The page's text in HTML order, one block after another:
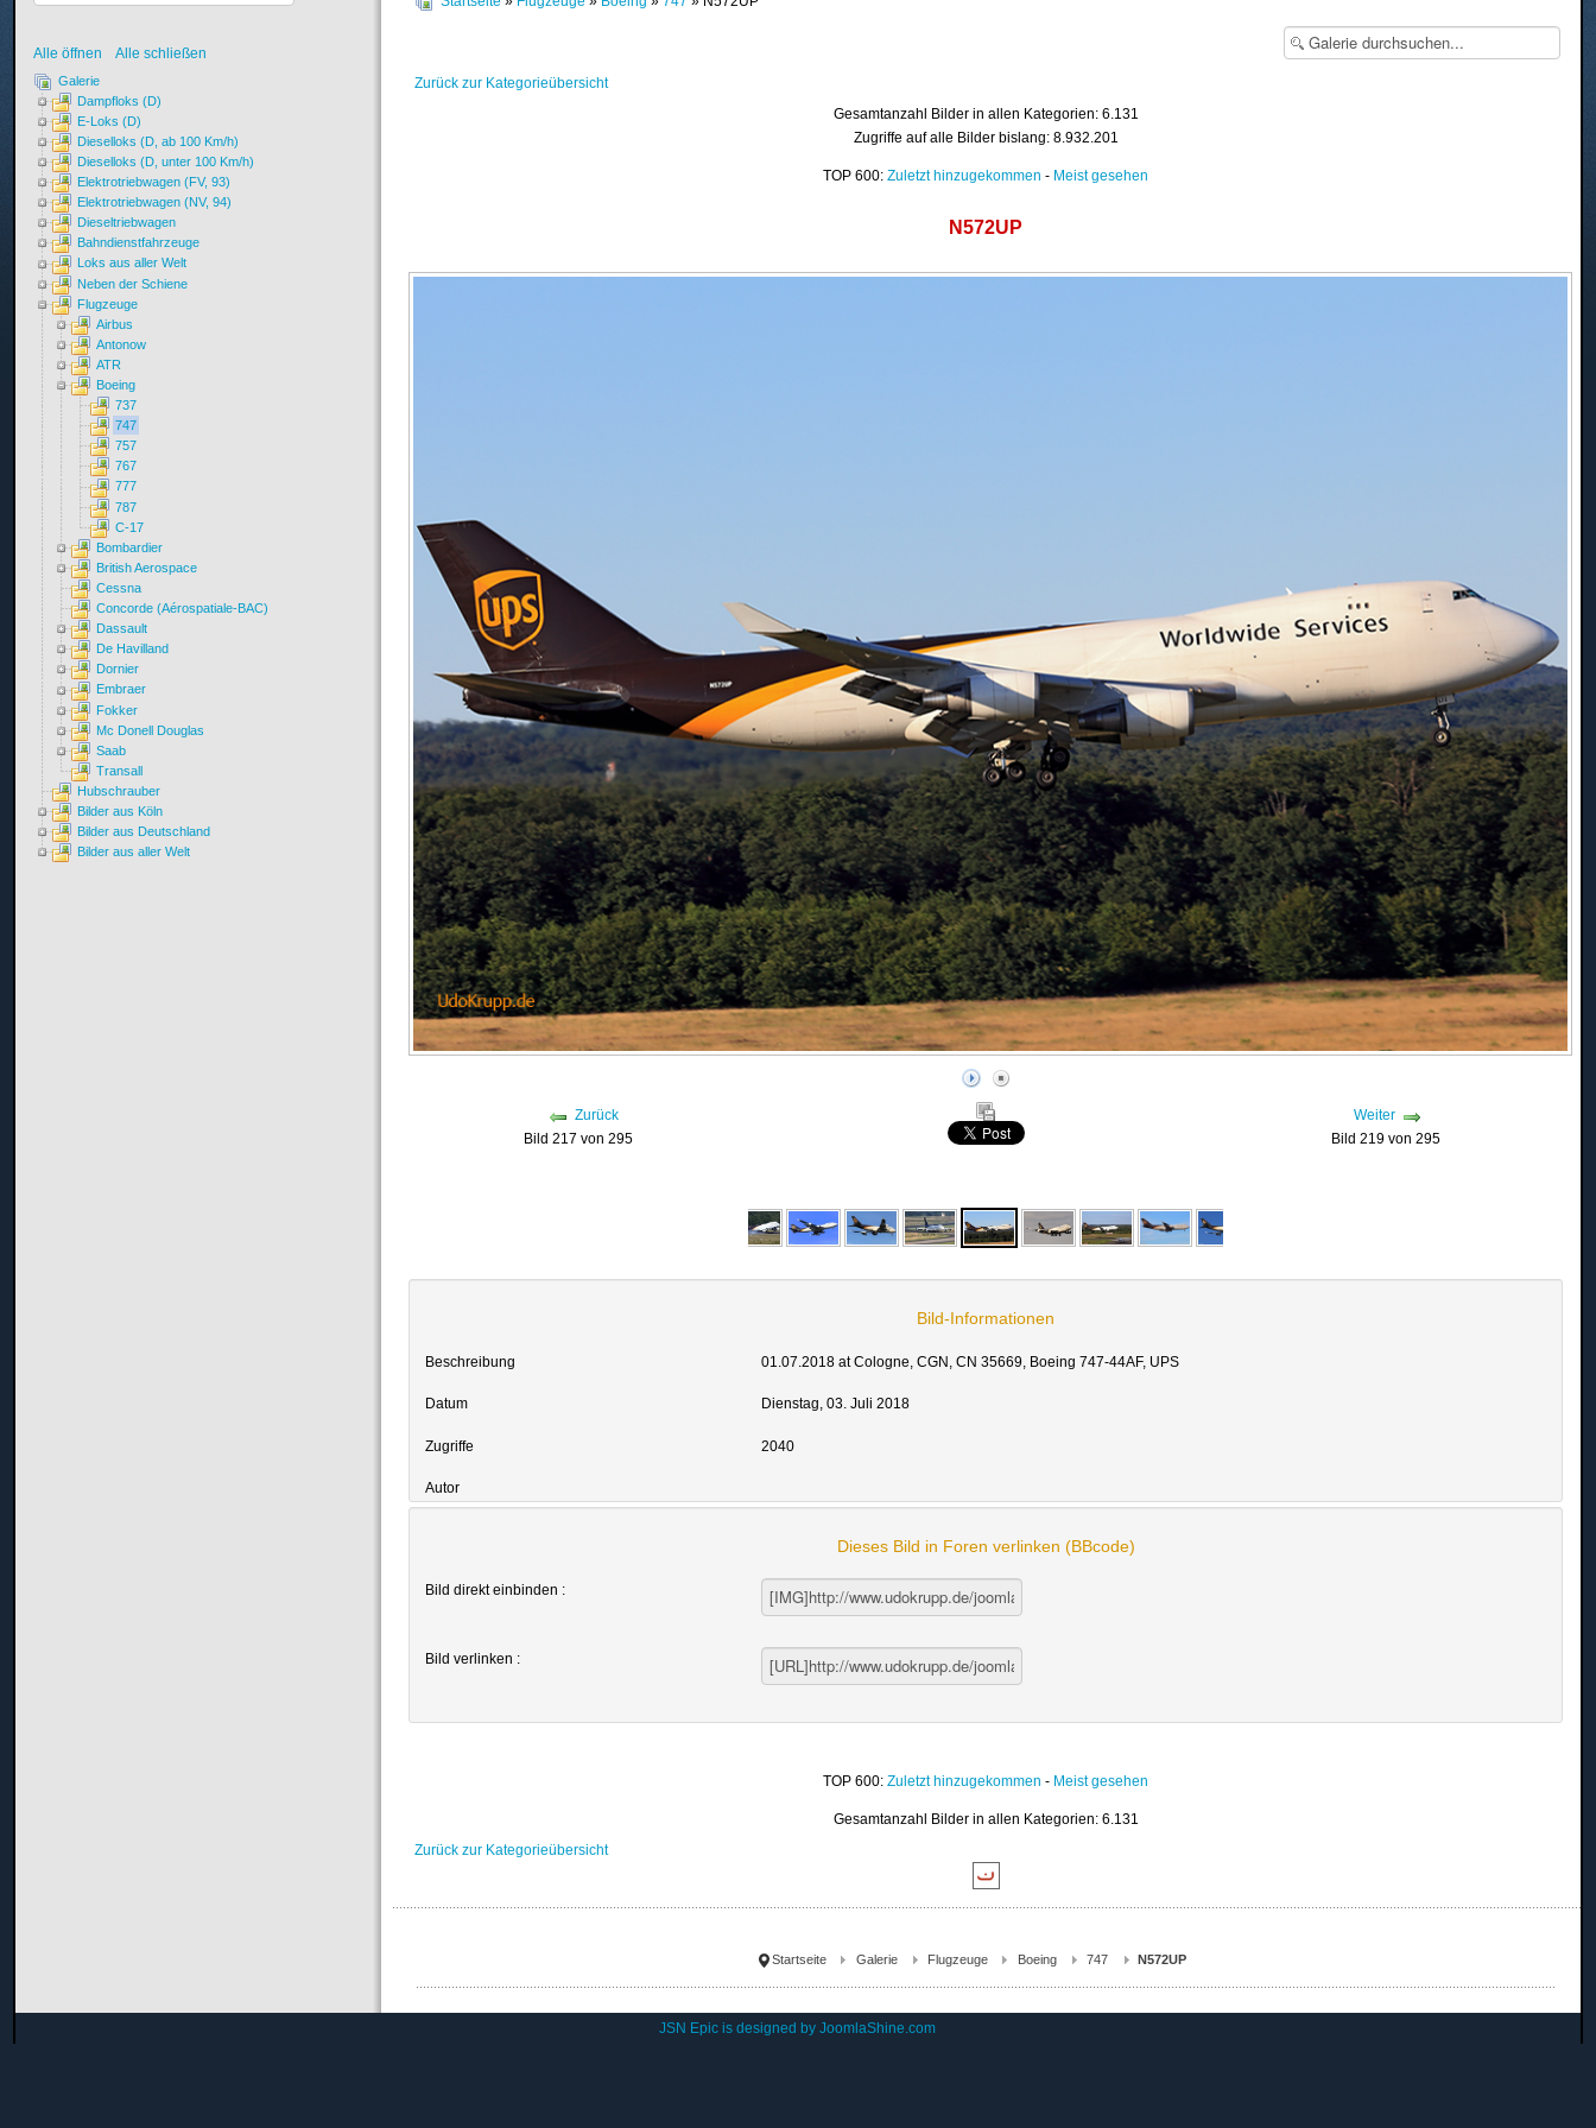
Zurück zur Kategorieübersicht
Gesamtanzahl Bilder in allen Kategorien: 6.131
Zugriffe auf alle Bilder bislang: 8.932.201
TOP 600:Zuletzt hinzugekommen - Meist gesehen
N572UP
Zurück
Bild 217 von 295
Weiter
Bild 219 von 295
Bild-Informationen
Beschreibung 01.07.2018 at Cologne, CGN, CN 35669, Boeing 747-44AF, UPS
Datum Dienstag, 03. Juli 2018
Zugriffe 2040
Autor
Dieses Bild in Foren verlinken (BBcode)
Bild direkt einbinden :
Bild verlinken :
TOP 600:Zuletzt hinzugekommen - Meist gesehen
Gesamtanzahl Bilder in allen Kategorien: 6.131
Zurück zur Kategorieübersicht
Startseite Galerie Flugzeuge Boeing 747 N572UP
Alle öffnen Alle schließen
Galerie
Dampfloks (D)
E-Loks (D)
Dieselloks (D, ab 100 Km/h)
Dieselloks (D, unter 100 Km/h)
Elektrotriebwagen (FV, 93)
Elektrotriebwagen (NV, 94)
Dieseltriebwagen
Bahndienstfahrzeuge
Loks aus aller Welt
Neben der Schiene
Flugzeuge
Airbus
Antonow
ATR
Boeing
737
747
757
767
777
787
C-17
Bombardier
British Aerospace
Cessna
Concorde (Aérospatiale-BAC)
Dassault
De Havilland
Dornier
Embraer
Fokker
Mc Donell Douglas
Saab
Transall
Hubschrauber
Bilder aus Köln
Bilder aus Deutschland
Bilder aus aller Welt
JSN Epic is designed byJoomlaShine.com